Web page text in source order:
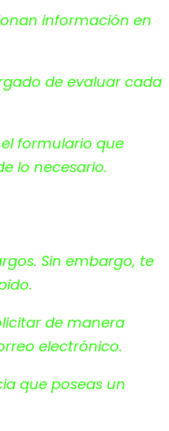
información en
de evaluar cada
formulario que
lo necesario.
Sin embargo, te
.
de manera
electrónico.
que poseas un